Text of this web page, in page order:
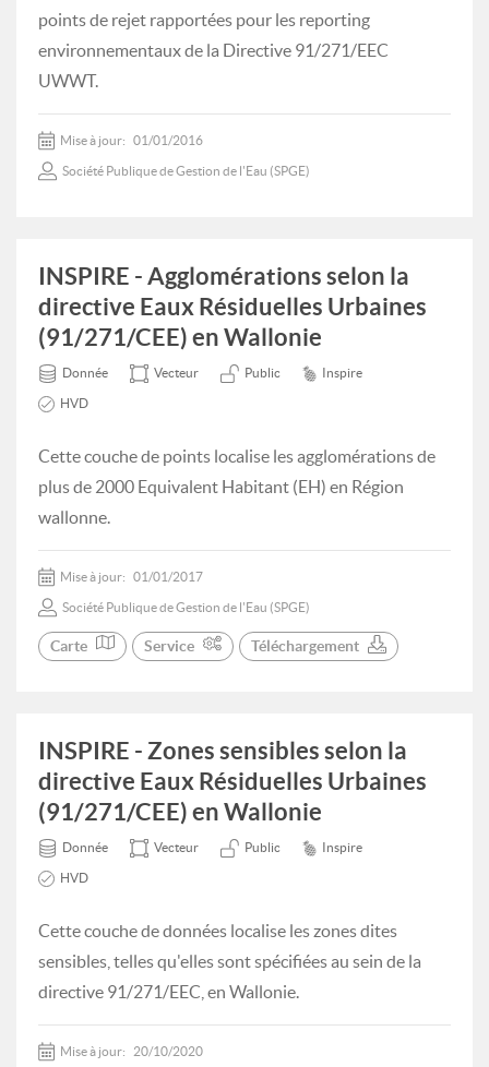
points de rejet rapportées pour les reporting
environnementaux de la Directive 91/271/EEC
UWWT.
Mise à jour: 01/01/2016
Société Publique de Gestion de l'Eau (SPGE)
INSPIRE - Agglomérations selon la
directive Eaux Résiduelles Urbaines
(91/271/CEE) en Wallonie
Donnée Vecteur Public Inspire
HVD
Cette couche de points localise les agglomérations de
plus de 2000 Equivalent Habitant (EH) en Région
wallonne.
Mise à jour: 01/01/2017
Société Publique de Gestion de l'Eau (SPGE)
Carte Service Téléchargement
INSPIRE - Zones sensibles selon la
directive Eaux Résiduelles Urbaines
(91/271/CEE) en Wallonie
Donnée Vecteur Public Inspire
HVD
Cette couche de données localise les zones dites
sensibles, telles qu'elles sont spécifiées au sein de la
directive 91/271/EEC, en Wallonie.
Mise à jour: 20/10/2020